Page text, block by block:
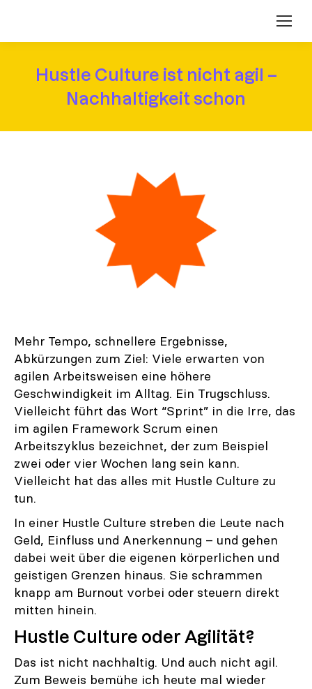
Hustle Culture ist nicht agil –
Nachhaltigkeit schon
Mehr Tempo, schnellere Ergebnisse,
Abkürzungen zum Ziel: Viele erwarten von
agilen Arbeitsweisen eine höhere
Geschwindigkeit im Alltag. Ein Trugschluss.
Vielleicht führt das Wort “Sprint” in die Irre, das
im agilen Framework Scrum einen
Arbeitszyklus bezeichnet, der zum Beispiel
zwei oder vier Wochen lang sein kann.
Vielleicht hat das alles mit Hustle Culture zu
tun.
In einer Hustle Culture streben die Leute nach
Geld, Einfluss und Anerkennung – und gehen
dabei weit über die eigenen körperlichen und
geistigen Grenzen hinaus. Sie schrammen
knapp am Burnout vorbei oder steuern direkt
mitten hinein.
Hustle Culture oder Agilität?
Das ist nicht nachhaltig. Und auch nicht agil.
Zum Beweis bemühe ich heute mal wieder